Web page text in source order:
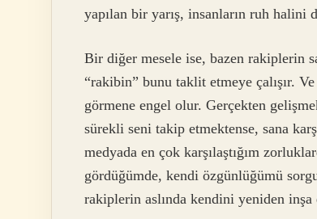
yapılan bir yarış, insanların ruh halini
Bir diğer mesele ise, bazen rakiplerin
“rakibin” bunu taklit etmeye çalışır.
görmene engel olur. Gerçekten
sürekli seni takip etmektense, sana
medyada en çok karşılaştığım
gördüğümde, kendi özgünlüğümü
rakiplerin aslında kendini yeniden